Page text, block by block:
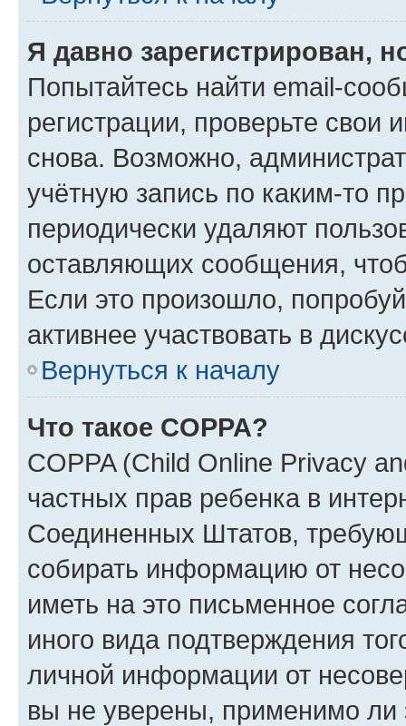
Я давно зарегистрирован,
Попытайтесь найти email-
регистрации, проверьте свои
снова. Возможно,
учётную запись по каким-то
периодически удаляют
оставляющих сообщения,
Если это произошло,
активнее участвовать в
Вернуться к началу
Что такое COPPA?
COPPA (Child Online Privacy
частных прав ребенка в
Соединенных Штатов,
собирать информацию от
иметь на это письменное
иного вида подтверждения
личной информации от
вы не уверены, применимо ли